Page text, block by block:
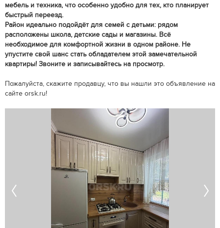
мебель и техника, что особенно удобно для тех, кто планирует
быстрый переезд.
Район идеально подойдёт для семей с детьми: рядом
расположены школа, детские сады и магазины. Всё
необходимое для комфортной жизни в одном районе. Не
упустите свой шанс стать обладателем этой замечательной
квартиры! Звоните и записывайтесь на просмотр.
Пожалуйста, скажите продавцу, что вы нашли это объявление на
сайте orsk.ru!